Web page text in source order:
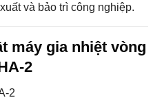
và bảo trì công nghiệp.
máy gia nhiệt vòng
2